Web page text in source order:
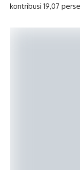
kontribusi 19,07